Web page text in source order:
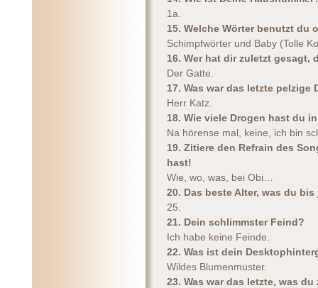
1a.
15. Welche Wörter benutzt du
Schimpfwörter und Baby (Tolle
16. Wer hat dir zuletzt gesagt,
Der Gatte.
17. Was war das letzte
Herr Katz.
18. Wie viele Drogen hast du
Na hörense mal, keine, ich bin
19. Zitiere den Refrain des
hast!
Wie, wo, was, bei Obi…
20. Das beste Alter, was du
25.
21. Dein schlimmster Feind?
Ich habe keine Feinde.
22. Was ist dein
Wildes Blumenmuster.
23. Was war das letzte, was